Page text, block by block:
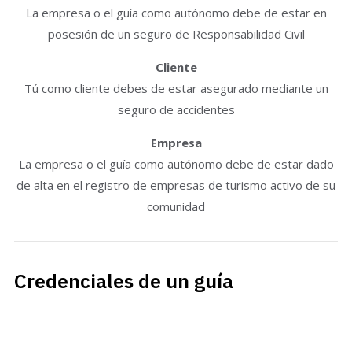
La empresa o el guía como autónomo debe de estar en
posesión de un seguro de Responsabilidad Civil
Cliente
Tú como cliente debes de estar asegurado mediante un
seguro de accidentes
Empresa
La empresa o el guía como autónomo debe de estar dado
de alta en el registro de empresas de turismo activo de su
comunidad
Credenciales de un guía